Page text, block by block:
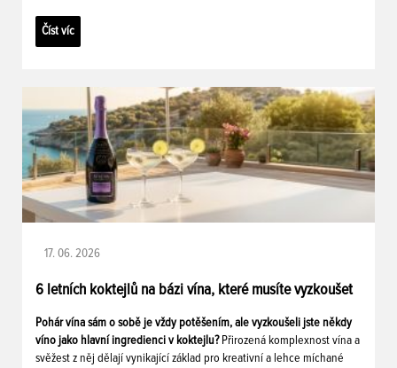
Číst víc
17. 06. 2026
6 letních koktejlů na bázi vína, které musíte vyzkoušet
Pohár vína sám o sobě je vždy potěšením, ale vyzkoušeli jste někdy
víno jako hlavní ingredienci v koktejlu? Přirozená komplexnost vína a
svěžest z něj dělají vynikající základ pro kreativní a lehce míchané